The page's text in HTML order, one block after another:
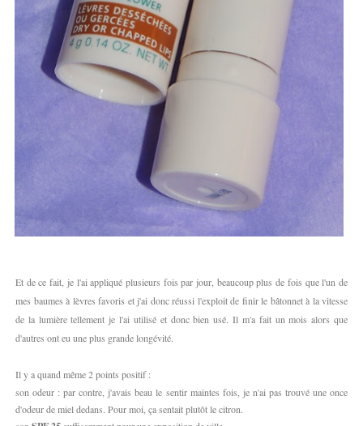
Et de ce fait, je l'ai appliqué plusieurs fois par jour, beaucoup plus de fois que l'un de
mes baumes à lèvres favoris et j'ai donc réussi l'exploit de finir le bâtonnet à la vitesse
de la lumière tellement je l'ai utilisé et donc bien usé. Il m'a fait un mois alors que
d'autres ont eu une plus grande longévité.
Il y a quand même 2 points positif :
son odeur : par contre, j'avais beau le sentir maintes fois, je n'ai pas trouvé une once
d'odeur de miel dedans. Pour moi, ça sentait plutôt le citron.